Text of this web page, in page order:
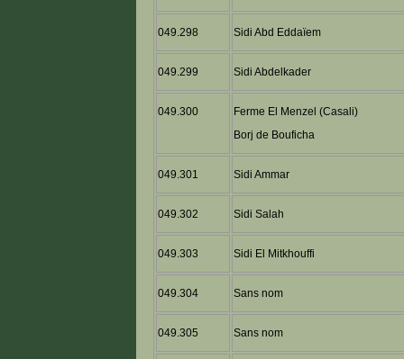
049.298 Sidi Abd Eddaïem
049.299 Sidi Abdelkader
049.300
Ferme El Menzel (Casali)
Borj de Bouficha
049.301 Sidi Ammar
049.302 Sidi Salah
049.303 Sidi El Mitkhouffi
049.304 Sans nom
049.305 Sans nom